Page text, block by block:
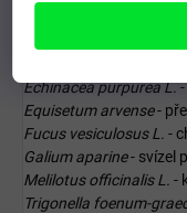
-
Echinacea purpurea L.
Equisetum arvense-
Fucus vesiculosus L.
-
Galium aparine- svízel
Melilotus officinalis L.
-
Trigonella foenum-